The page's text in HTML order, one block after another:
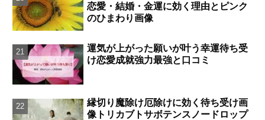
恋愛・結婚・金運に効く理由とピンク
のひまわり画像
運気が上がった願いが叶う幸運待ち受
け恋愛成就強力最強と口コミ
縁切り魔除け厄除けに効く待ち受け画
像トリカブトサボテンスノードロップ